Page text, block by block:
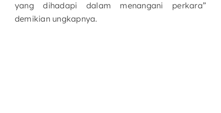
yang dihadapi dalam menangani perkara”
demikian ungkapnya.